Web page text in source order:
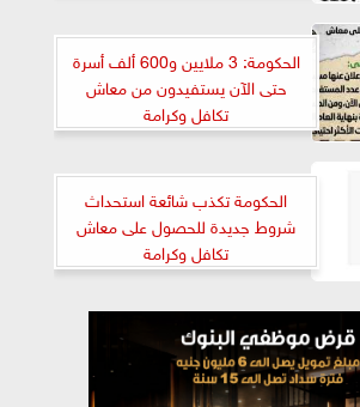
الحكومة: 3 ملايين و600 ألف أسرة
حتى الآن يستفيدون من معاش
تكافل وكرامة
الحكومة تكذب شائعة استحداث
شروط جديدة للحصول على معاش
تكافل وكرامة